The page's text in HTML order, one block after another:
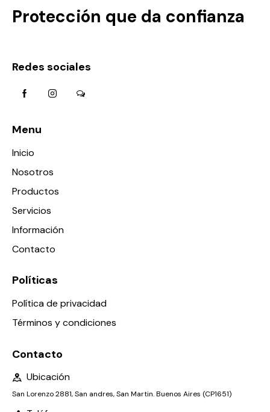
Protección que da confianza
Redes sociales
Menu
Inicio
Nosotros
Productos
Servicios
Información
Contacto
Políticas
Política de privacidad
Términos y condiciones
Contacto
Ubicación
San Lorenzo 2881, San andres, San Martin. Buenos Aires (CP1651)